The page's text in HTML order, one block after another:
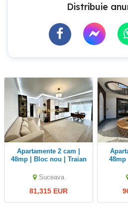
Distribuie
Apartamente 2 cam |
48mp | Bloc nou | Traian
Suceava
81,315 EUR
Apartamente 2 cam |
48mp